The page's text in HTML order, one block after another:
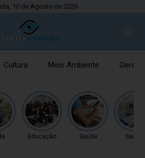
10 de Agosto de 2026
Cultura Meio Ambiente Gerais
Educação Saúde Saúde